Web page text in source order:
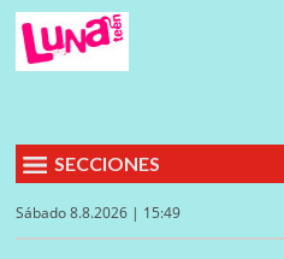
SECCIONES
Sábado 8.8.2026 | 15:49